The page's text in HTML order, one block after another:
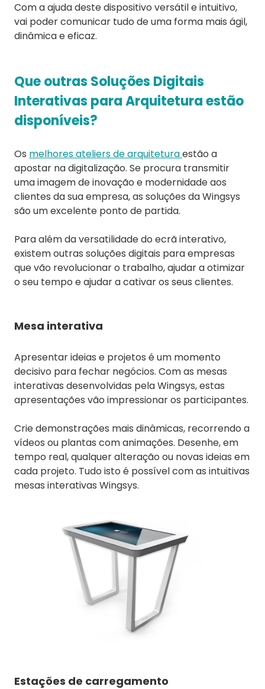
Com a ajuda deste dispositivo versátil e intuitivo,
vai poder comunicar tudo de uma forma mais ágil,
dinâmica e eficaz.
Que outras Soluções Digitais
Interativas para Arquitetura estão
disponíveis?
Os melhores ateliers de arquiteturaestão a
apostar na digitalização. Se procura transmitir
uma imagem de inovação e modernidade aos
clientes da sua empresa, as soluções da Wingsys
são um excelente ponto de partida.
Para além da versatilidade do ecrã interativo,
existem outras soluções digitais para empresas
que vão revolucionar o trabalho, ajudar a otimizar
o seu tempo e ajudar a cativar os seus clientes.
Mesa interativa
Apresentar ideias e projetos é um momento
decisivo para fechar negócios. Com as mesas
interativas desenvolvidas pela Wingsys, estas
apresentações vão impressionar os participantes.
Crie demonstrações mais dinâmicas, recorrendo a
vídeos ou plantas com animações. Desenhe, em
tempo real, qualquer alteração ou novas ideias em
cada projeto. Tudo isto é possível com as intuitivas
mesas interativas Wingsys.
Estações de carregamento